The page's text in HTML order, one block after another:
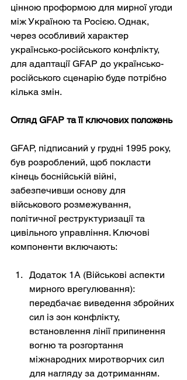
цінною проформою для мирної угоди
між Україною та Росією. Однак,
через особливий характер
українсько-російського конфлікту,
для адаптації GFAP до українсько-
російського сценарію буде потрібно
кілька змін.
Огляд GFAP та її ключових положень
GFAP, підписаний у грудні 1995 року,
був розроблений, щоб покласти
кінець боснійській війні,
забезпечивши основу для
військового розмежування,
політичної реструктуризації та
цивільного управління. Ключові
компоненти включають:
Додаток 1A (Військові аспекти
мирного врегулювання):
передбачає виведення збройних
сил із зон конфлікту,
встановлення лінії припинення
вогню та розгортання
міжнародних миротворчих сил
для нагляду за дотриманням.